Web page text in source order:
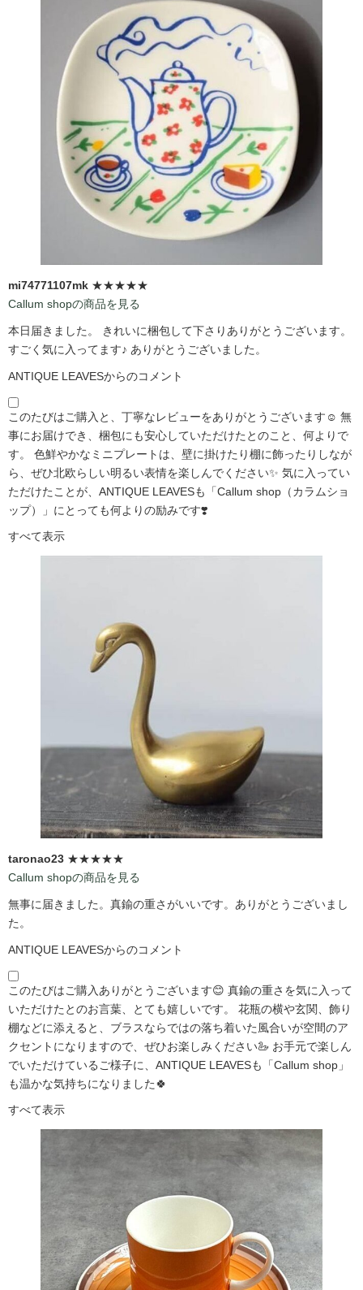
mi74771107mk ★★★★★
Callum shopの商品を見る
本日届きました。 きれいに梱包して下さりありがとうございます。
すごく気に入ってます♪ ありがとうございました。
ANTIQUE LEAVESからのコメント
このたびはご購入と、丁寧なレビューをありがとうございます☺️ 無
事にお届けでき、梱包にも安心していただけたとのこと、何よりで
す。 色鮮やかなミニプレートは、壁に掛けたり棚に飾ったりしなが
ら、ぜひ北欧らしい明るい表情を楽しんでください✨ 気に入ってい
ただけたことが、ANTIQUE LEAVESも「Callum shop（カラムショ
ップ）」にとっても何よりの励みです❣️
すべて表示
taronao23 ★★★★★
Callum shopの商品を見る
無事に届きました。真鍮の重さがいいです。ありがとうございまし
た。
ANTIQUE LEAVESからのコメント
このたびはご購入ありがとうございます😊 真鍮の重さを気に入って
いただけたとのお言葉、とても嬉しいです。 花瓶の横や玄関、飾り
棚などに添えると、ブラスならではの落ち着いた風合いが空間のア
クセントになりますので、ぜひお楽しみください🦢 お手元で楽しん
でいただけているご様子に、ANTIQUE LEAVESも「Callum shop」
も温かな気持ちになりました🍀
すべて表示